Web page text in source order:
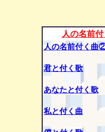
人の名前
人の名前付く曲
君と付く歌
あなたと付く歌
私と付く曲